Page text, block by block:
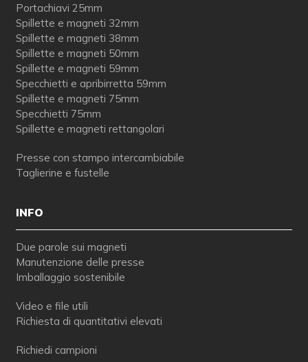
Portachiavi 25mm
Spillette e magneti 32mm
Spillette e magneti 38mm
Spillette e magneti 50mm
Spillette e magneti 59mm
Specchietti e apribirretta 59mm
Spillette e magneti 75mm
Specchietti 75mm
Spillette e magneti rettangolari
Presse con stampo intercambiabile
Taglierine e fustelle
INFO
Due parole sui magneti
Manutenzione delle presse
Imballaggio sostenibile
Video e file utili
Richiesta di quantitativi elevati
Richiedi campioni